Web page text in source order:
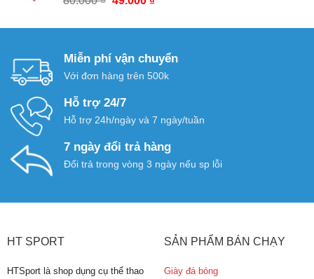
là:
tại
49.000 ₫.
Miễn phí vận chuyển
Với đơn hàng trên 500k
Hỗ trợ 24/7
Hỗ trợ 24h/ngày và 7 ngày/tuần
7 ngày đổi trả hàng
Đổi trả trong vòng 3 ngày nếu sp lỗi
HT SPORT
HTSport là shop dụng cụ thể thao
SẢN PHẨM BÁN CHẠY
Giày đá bóng